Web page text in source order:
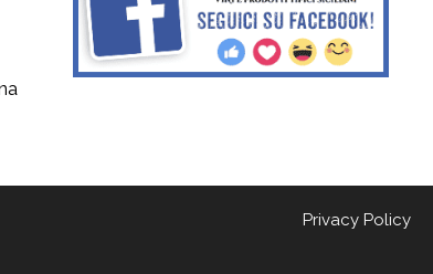
Privacy Policy